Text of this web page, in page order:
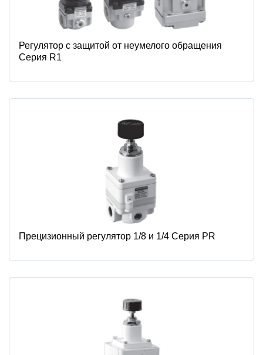
Регулятор с защитой от неумелого обращения
Серия R1
Прецизионный регулятор 1/8 и 1/4 Серия PR